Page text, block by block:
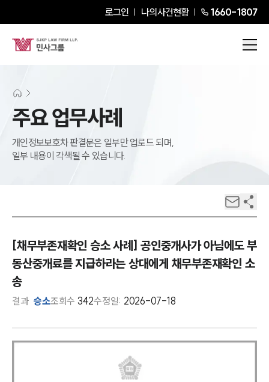
로그인 나의사건현황 1660-1807
주요 업무사례
개인정보보호차 판결문은 일부만 업로드 되며,
일부 내용이 각색될 수 있습니다.
[채무부존재확인 승소 사례] 공인중개사가 아님에도 부
동산중개료를 지급하라는 상대에게 채무부존재확인 소
송
결과 승소조회수 342수정일: 2026-07-18